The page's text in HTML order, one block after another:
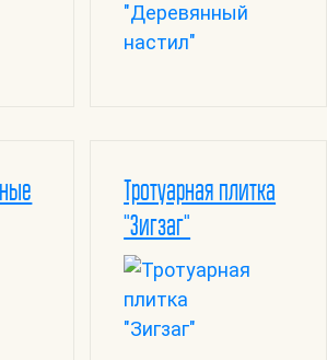
Тротуарная плитка
"Зигзаг"